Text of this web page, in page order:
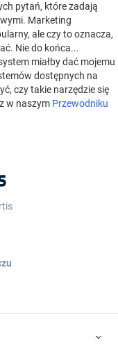
pytań, które zadają
Marketing
ale czy to oznacza,
Nie do końca...
miałby dać mojemu
dostępnych na
czy takie narzędzie się
w naszym Przewodniku